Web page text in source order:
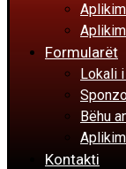
Formularët
Lokali
Bëhu
Kontakti